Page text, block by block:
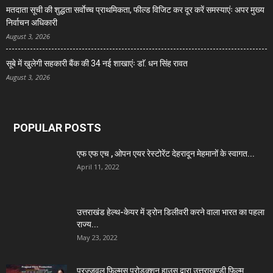
मतदाता सूची की शुद्धता सर्वाेच्च प्राथमिकता, फील्ड विजिट कर दूर करें समस्याएंः अपर मुख्य
निर्वाचन अधिकारी
August 3, 2026
सूबे में खुलेगी सहकारी बैंक की 34 नई शाखाएंः डाॅ. धन सिंह रावत
August 3, 2026
POPULAR POSTS
एफ एफ एच , ओपन एयर रेस्टोरेंट देहरादून मेहमानों के स्वागत...
April 11, 2022
उत्तराखंड हेल्थ-केयर में ड्रोन डिलीवरी करने वाला भारत का पहला
राज्य...
May 23, 2022
प्रज्जवल फिल्मस् प्रोडक्शन हाउस द्वारा उत्तराखण्डी फिल्म